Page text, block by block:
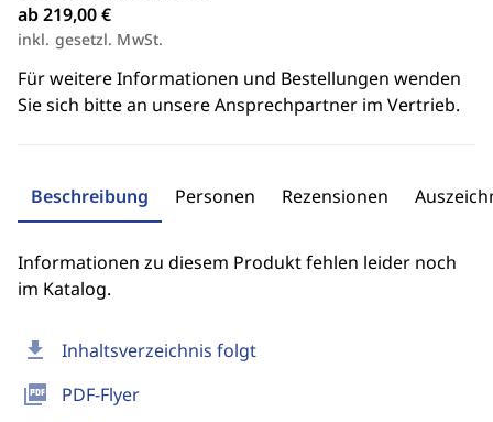
download Inhaltsverzeichnis folgt
picture_as_pdf PDF-Flyer
ab 219,00 €
inkl. gesetzl. MwSt.
Für weitere Informationen und Bestellungen wenden
Sie sich bitte an unsere Ansprechpartner im Vertrieb.
Beschreibung Personen Rezensionen
Informationen zu diesem Produkt fehlen leider noch
im Katalog.